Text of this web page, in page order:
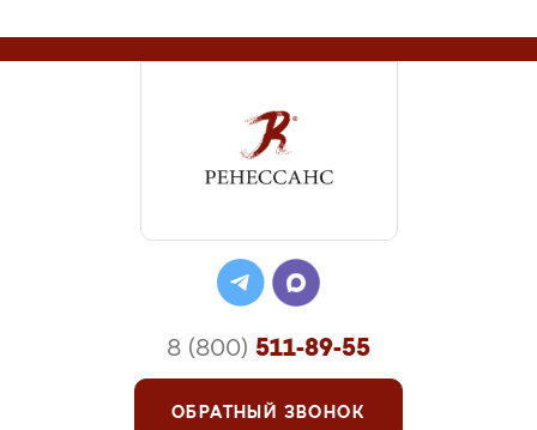
8 (800) 511-89-55
ОБРАТНЫЙ ЗВОНОК